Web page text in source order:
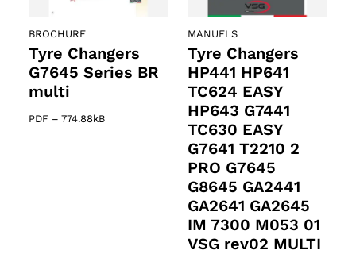
BROCHURE
Tyre Changers
G7645 Series BR
multi
PDF – 774.88kB
MANUELS
Tyre Changers
HP441 HP641
TC624 EASY
HP643 G7441
TC630 EASY
G7641 T2210 2
PRO G7645
G8645 GA2441
GA2641 GA2645
IM 7300 M053 01
VSG rev02 MULTI